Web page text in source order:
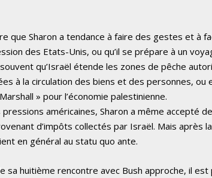
que Sharon a tendance à faire des gestes et à
des Etats-Unis, ou qu’il se prépare à un
qu’Israël étende les zones de pêche
à la circulation des biens et des personnes,
» pour l’économie palestinienne.
américaines, Sharon a même accepté
d’impôts collectés par Israël. Mais après
en général au statu quo ante.
sa huitième rencontre avec Bush approche, il